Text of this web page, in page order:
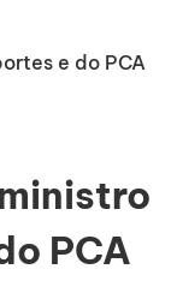
e do PCA
PCA